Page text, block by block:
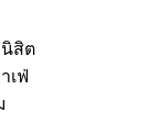
สิต
เฟ่